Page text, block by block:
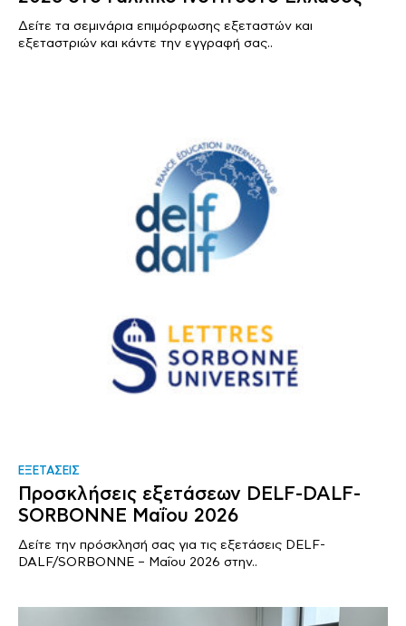
Δείτε τα σεμινάρια επιμόρφωσης εξεταστών και
εξεταστριών και κάντε την εγγραφή σας..
ΕΞΕΤΑΣΕΙΣ
Προσκλήσεις εξετάσεων DELF-DALF-
SORBONNE Μαΐου 2026
Δείτε την πρόσκλησή σας για τις εξετάσεις DELF-
DALF/SORBONNE – Μαΐου 2026 στην..